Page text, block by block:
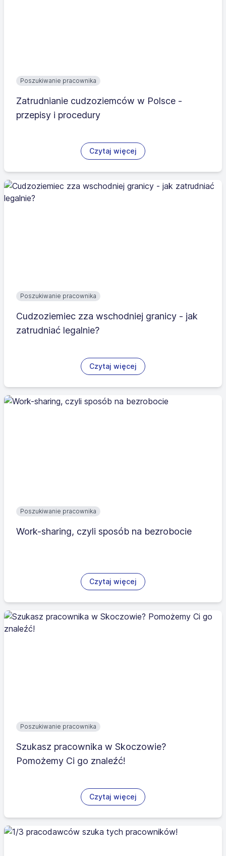
Poszukiwanie pracownika
Zatrudnianie cudzoziemców w Polsce -
przepisy i procedury
Czytaj więcej
Poszukiwanie pracownika
Cudzoziemiec zza wschodniej granicy - jak
zatrudniać legalnie?
Czytaj więcej
Poszukiwanie pracownika
Work-sharing, czyli sposób na bezrobocie
Czytaj więcej
Poszukiwanie pracownika
Szukasz pracownika w Skoczowie?
Pomożemy Ci go znaleźć!
Czytaj więcej